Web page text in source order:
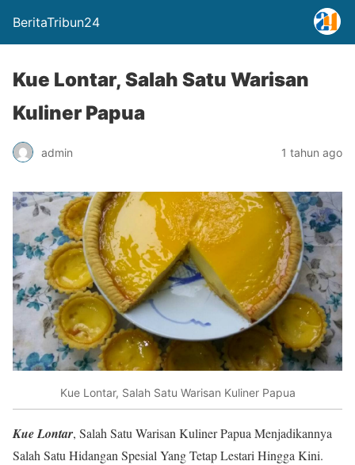
BeritaTribun24
Kue Lontar, Salah Satu Warisan
Kuliner Papua
admin 1 tahun ago
Kue Lontar, Salah Satu Warisan Kuliner Papua
Kue Lontar, Salah Satu Warisan Kuliner Papua Menjadikannya
Salah Satu Hidangan Spesial Yang Tetap Lestari Hingga Kini.